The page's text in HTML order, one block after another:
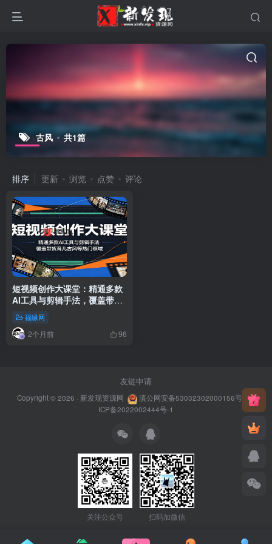
古风 共1篇
排序 更新 浏览 点赞 评论
短视频创作大课堂：精通多款
AI工具与剪辑手法，覆盖带
货、育儿、古风等热门领域
福缘网
2个月前 96
友链申请
Copyright © 2026 · 新发现资源网 滇公网安备53032302000156号
滇
ICP备2022002444号-1
关注公众号 扫码加微信